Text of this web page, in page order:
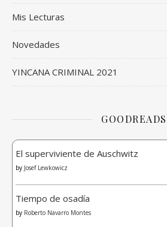
Mis Lecturas
Novedades
YINCANA CRIMINAL 2021
GOODREADS
El superviviente de Auschwitz
by Josef Lewkowicz
Tiempo de osadía
by Roberto Navarro Montes